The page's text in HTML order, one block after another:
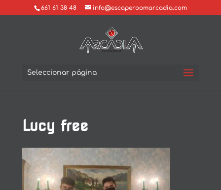
661 61 38 48 info@escaperoomarcadia.com
Seleccionar página
Lucy free